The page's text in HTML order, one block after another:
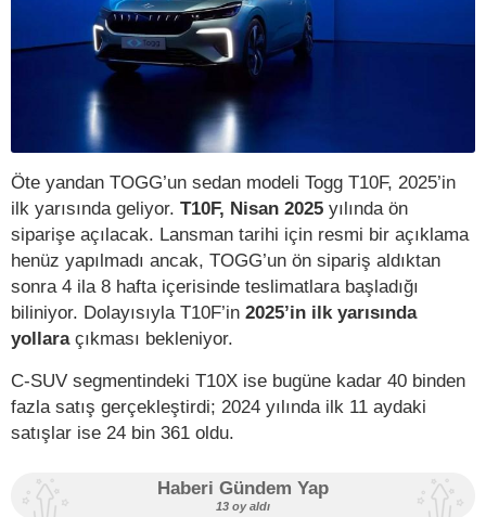
Öte yandan TOGG’un sedan modeli Togg T10F, 2025’in
ilk yarısında geliyor. T10F, Nisan 2025 yılında ön
siparişe açılacak. Lansman tarihi için resmi bir açıklama
henüz yapılmadı ancak, TOGG’un ön sipariş aldıktan
sonra 4 ila 8 hafta içerisinde teslimatlara başladığı
biliniyor. Dolayısıyla T10F’in 2025’in ilk yarısında
yollaraçıkması bekleniyor.
C-SUV segmentindeki T10X ise bugüne kadar 40 binden
fazla satış gerçekleştirdi; 2024 yılında ilk 11 aydaki
satışlar ise 24 bin 361 oldu.
Haberi Gündem Yap
13 oy aldı